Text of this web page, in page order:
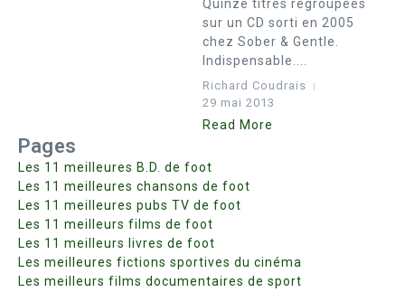
Quinze titres regroupées
sur un CD sorti en 2005
chez Sober & Gentle.
Indispensable....
Richard Coudrais
29 mai 2013
Read More
Pages
Les 11 meilleures B.D. de foot
Les 11 meilleures chansons de foot
Les 11 meilleures pubs TV de foot
Les 11 meilleurs films de foot
Les 11 meilleurs livres de foot
Les meilleures fictions sportives du cinéma
Les meilleurs films documentaires de sport